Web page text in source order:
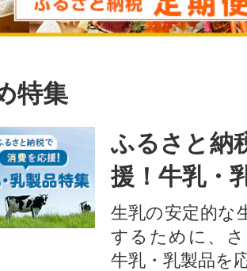
特集
ふるさと納
援！牛乳・
生乳の安定的な
するために、
牛乳・乳製品を